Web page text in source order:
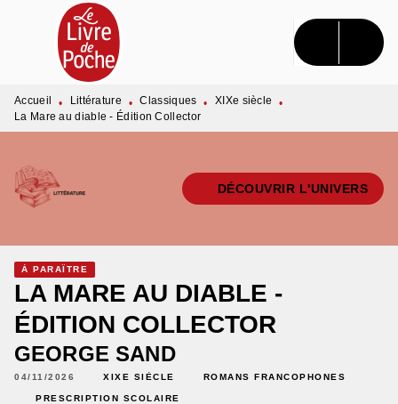
MENU RECHERCHE CONTENU
PIED DE PAGE
Accueil • Littérature • Classiques • XIXe siècle
•
La Mare au diable - Édition Collector
DÉCOUVRIR L'UNIVERS
À PARAÎTRE
LA MARE AU DIABLE -
ÉDITION COLLECTOR
GEORGE SAND
04/11/2026 XIXE SIÈCLE ROMANS FRANCOPHONES
PRESCRIPTION SCOLAIRE